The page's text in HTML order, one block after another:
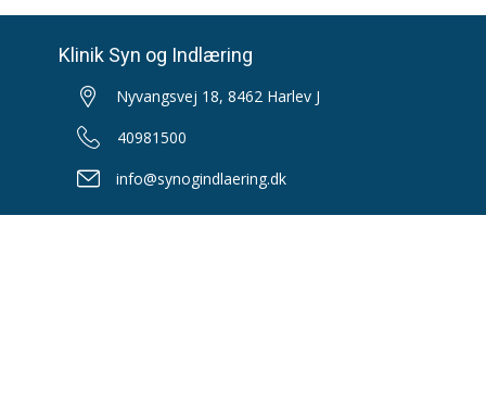
Klinik Syn og Indlæring
Nyvangsvej 18, 8462 Harlev J
40981500
info@synogindlaering.dk